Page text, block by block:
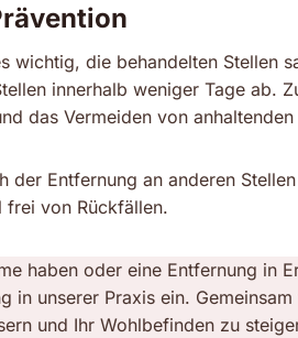
wichtig, die behandelten Stellen
innerhalb weniger Tage ab.
das Vermeiden von
der Entfernung an anderen
frei von Rückfällen.
haben oder eine Entfernung in
in unserer Praxis ein.
und Ihr Wohlbefinden zu